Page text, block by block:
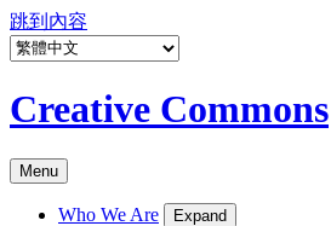
跳到內容
Creative Commons
Menu
Who We Are Expand